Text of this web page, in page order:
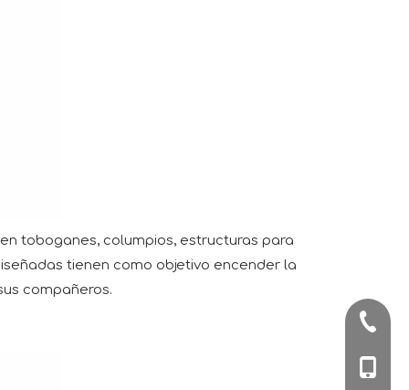
toboganes, columpios, estructuras para
tienen como objetivo encender la
compañeros.
+86-